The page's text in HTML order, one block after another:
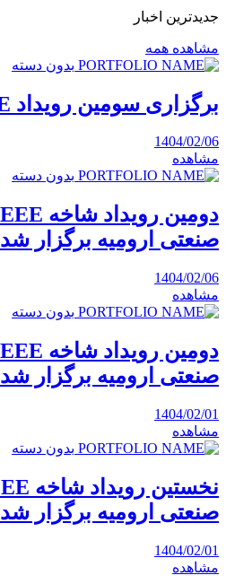
جدیدترین اخبار
مشاهده همه
بدون دسته
برگزاری سومین رویداد IEEE در دانشگاه
1404/02/06
مشاهده
بدون دسته
صنعتی ارومیه برگزار شد
1404/02/06
مشاهده
بدون دسته
صنعتی ارومیه برگزار شد
1404/02/01
مشاهده
بدون دسته
صنعتی ارومیه برگزار شد
1404/02/01
مشاهده